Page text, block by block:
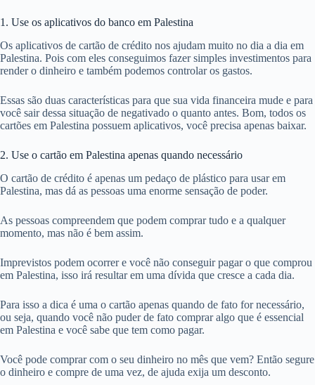
1. Use os aplicativos do banco em Palestina
Os aplicativos de cartão de crédito nos ajudam muito no dia a dia em
Palestina. Pois com eles conseguimos fazer simples investimentos para
render o dinheiro e também podemos controlar os gastos.
Essas são duas características para que sua vida financeira mude e para
você sair dessa situação de negativado o quanto antes. Bom, todos os
cartões em Palestina possuem aplicativos, você precisa apenas baixar.
2. Use o cartão em Palestina apenas quando necessário
O cartão de crédito é apenas um pedaço de plástico para usar em
Palestina, mas dá as pessoas uma enorme sensação de poder.
As pessoas compreendem que podem comprar tudo e a qualquer
momento, mas não é bem assim.
Imprevistos podem ocorrer e você não conseguir pagar o que comprou
em Palestina, isso irá resultar em uma dívida que cresce a cada dia.
Para isso a dica é uma o cartão apenas quando de fato for necessário,
ou seja, quando você não puder de fato comprar algo que é essencial
em Palestina e você sabe que tem como pagar.
Você pode comprar com o seu dinheiro no mês que vem? Então segure
o dinheiro e compre de uma vez, de ajuda exija um desconto.